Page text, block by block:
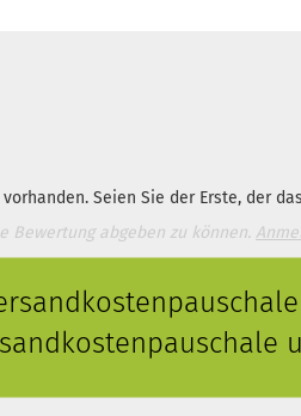
Seien Sie der Erste, der
Bewertung abgeben zu können.